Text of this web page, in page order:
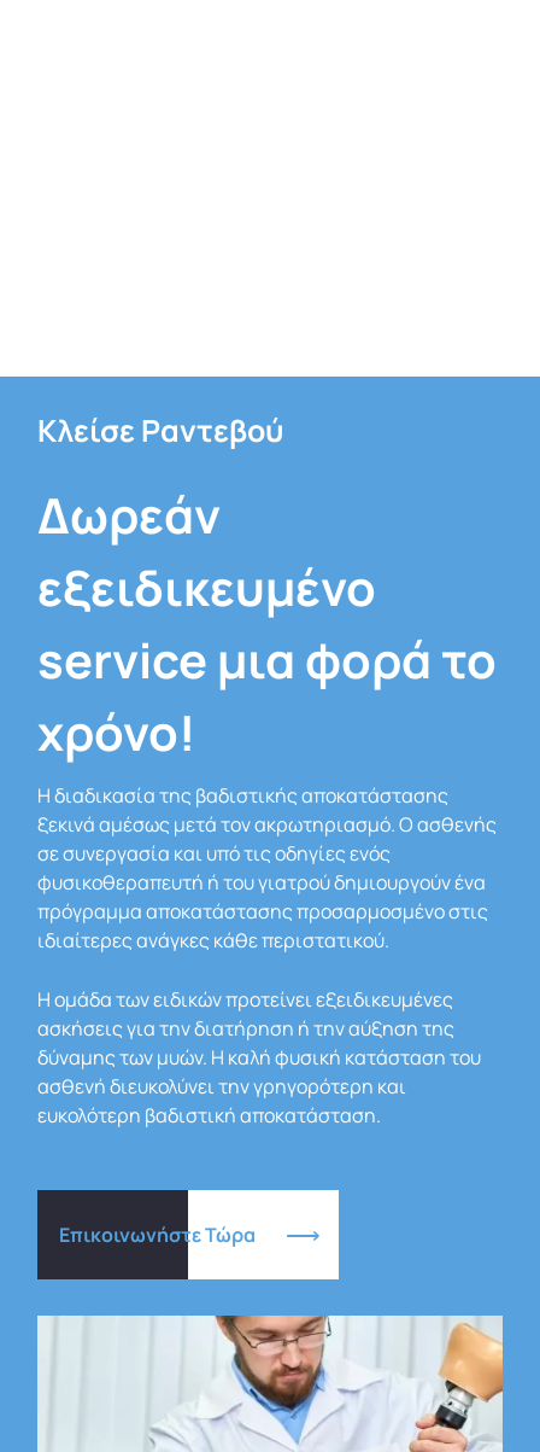
Κλείσε Ραντεβού
Δωρεάν
εξειδικευμένο
service μια φορά το
χρόνο!
Η διαδικασία της βαδιστικής αποκατάστασης
ξεκινά αμέσως μετά τον ακρωτηριασμό. Ο ασθενής
σε συνεργασία και υπό τις οδηγίες ενός
φυσικοθεραπευτή ή του γιατρού δημιουργούν ένα
πρόγραμμα αποκατάστασης προσαρμοσμένο στις
ιδιαίτερες ανάγκες κάθε περιστατικού.
Η ομάδα των ειδικών προτείνει εξειδικευμένες
ασκήσεις για την διατήρηση ή την αύξηση της
δύναμης των μυών. Η καλή φυσική κατάσταση του
ασθενή διευκολύνει την γρηγορότερη και
ευκολότερη βαδιστική αποκατάσταση.
Επικοινωνήστε Τώρα